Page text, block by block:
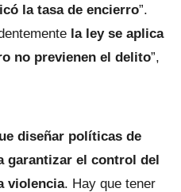
la tasa de encierro”.
la ley se aplica
no previenen el delito”,
diseñar políticas de
garantizar el control del
violencia. Hay que tener